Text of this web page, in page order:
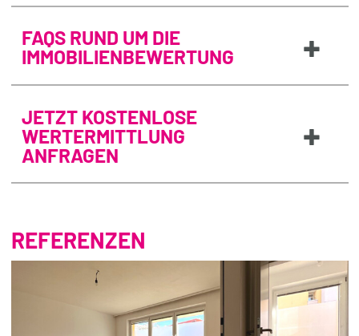
FAQS RUND UM DIE
IMMOBILIENBEWERTUNG
+
JETZT KOSTENLOSE
WERTERMITTLUNG
ANFRAGEN
+
REFERENZEN